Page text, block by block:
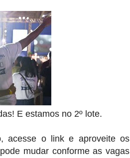
E estamos no 2º lote.
acesse o link e aproveite os
mudar conforme as vagas